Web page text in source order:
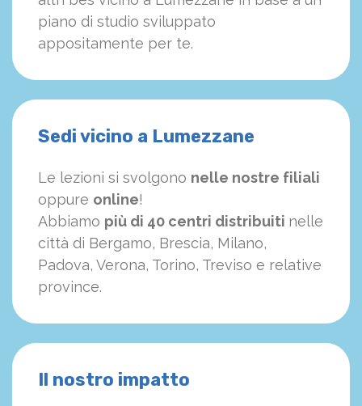
piano di studio sviluppato
appositamente per te.
Sedi vicino a Lumezzane
Le lezioni si svolgono nelle nostre filiali
oppure online!
Abbiamo più di 40 centri distribuiti nelle
città di Bergamo, Brescia, Milano,
Padova, Verona, Torino, Treviso e relative
province.
Il nostro impatto